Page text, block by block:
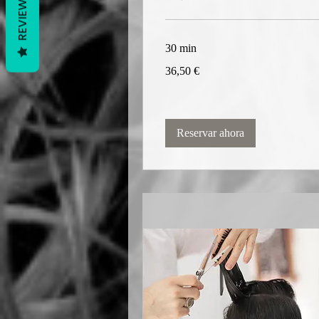
30 min
euros
36,50 €
Reservar ahora
REVIEWS